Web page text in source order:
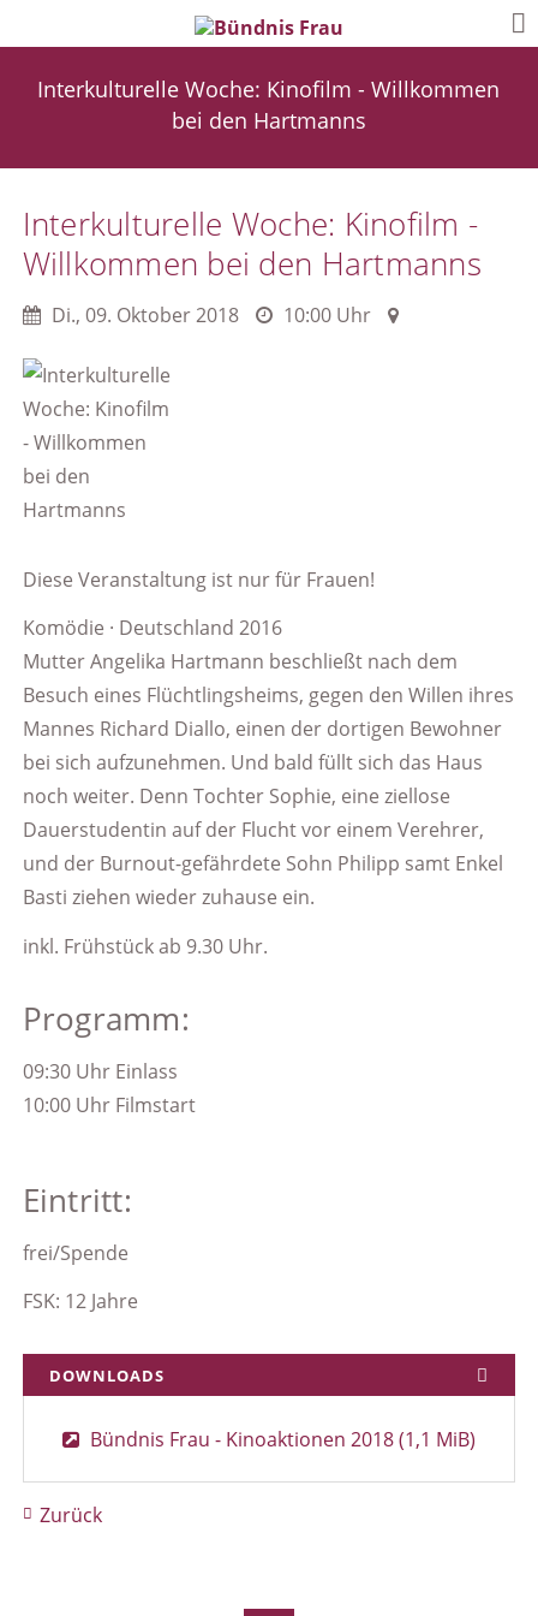
Interkulturelle Woche: Kinofilm - Willkommen
bei den Hartmanns
Interkulturelle Woche: Kinofilm -
Willkommen bei den Hartmanns
Di., 09. Oktober 2018 10:00 Uhr
Diese Veranstaltung ist nur für Frauen!
Komödie · Deutschland 2016
Mutter Angelika Hartmann beschließt nach dem
Besuch eines Flüchtlingsheims, gegen den Willen ihres
Mannes Richard Diallo, einen der dortigen Bewohner
bei sich aufzunehmen. Und bald füllt sich das Haus
noch weiter. Denn Tochter Sophie, eine ziellose
Dauerstudentin auf der Flucht vor einem Verehrer,
und der Burnout-gefährdete Sohn Philipp samt Enkel
Basti ziehen wieder zuhause ein.
inkl. Frühstück ab 9.30 Uhr.
Programm:
09:30 Uhr Einlass
10:00 Uhr Filmstart
Eintritt:
frei/Spende
FSK: 12 Jahre
DOWNLOADS
Bündnis Frau - Kinoaktionen 2018(1,1 MiB)
Zurück